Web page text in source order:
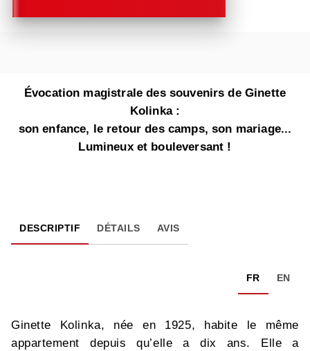
Évocation magistrale des souvenirs de Ginette
Kolinka :
son enfance, le retour des camps, son mariage...
Lumineux et bouleversant !
DESCRIPTIF DÉTAILS AVIS
FR EN
Ginette Kolinka, née en 1925, habite le même
appartement depuis qu’elle a dix ans. Elle a